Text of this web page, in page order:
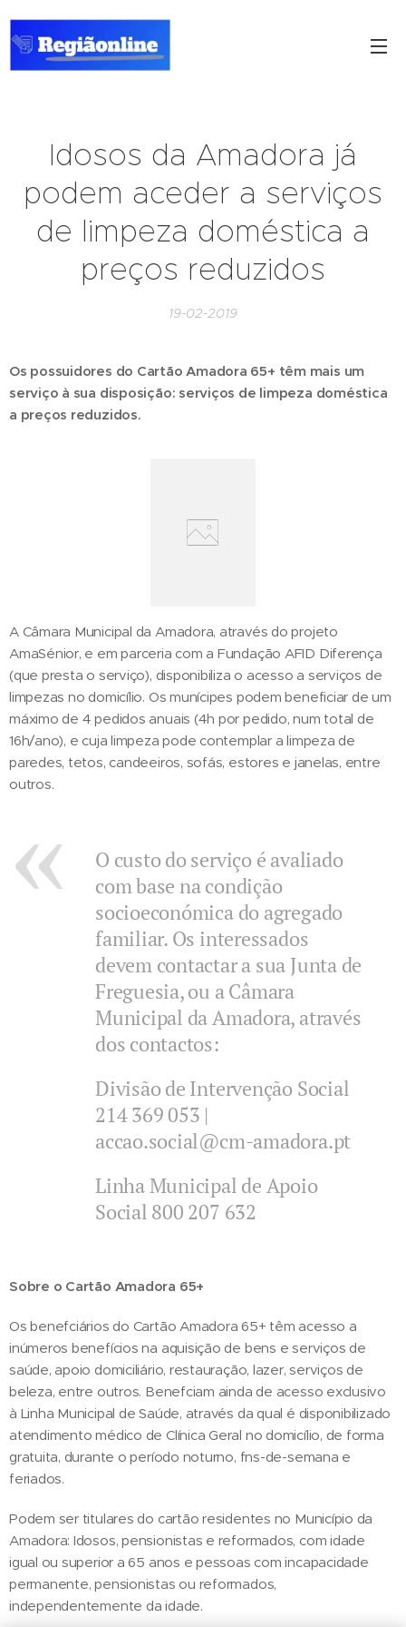
Idosos da Amadora já
podem aceder a serviços
de limpeza doméstica a
preços reduzidos
19-02-2019
Os possuidores do Cartão Amadora 65+ têm mais um
serviço à sua disposição: serviços de limpeza doméstica
a preços reduzidos.
A Câmara Municipal da Amadora, através do projeto
AmaSénior, e em parceria com a Fundação AFID Diferença
(que presta o serviço), disponibiliza o acesso a serviços de
limpezas no domicílio. Os munícipes podem beneficiar de um
máximo de 4 pedidos anuais (4h por pedido, num total de
16h/ano), e cuja limpeza pode contemplar a limpeza de
paredes, tetos, candeeiros, sofás, estores e janelas, entre
outros.
O custo do serviço é avaliado
com base na condição
socioeconómica do agregado
familiar. Os interessados
devem contactar a sua Junta de
Freguesia, ou a Câmara
Municipal da Amadora, através
dos contactos:
Divisão de Intervenção Social
214 369 053 |
accao.social@cm-amadora.pt
Linha Municipal de Apoio
Social 800 207 632
Sobre o Cartão Amadora 65+
Os benefciários do Cartão Amadora 65+ têm acesso a
inúmeros benefícios na aquisição de bens e serviços de
saúde, apoio domiciliário, restauração, lazer, serviços de
beleza, entre outros. Benefciam ainda de acesso exclusivo
à Linha Municipal de Saúde, através da qual é disponibilizado
atendimento médico de Clínica Geral no domicílio, de forma
gratuita, durante o período noturno, fns-de-semana e
feriados.
Podem ser titulares do cartão residentes no Município da
Amadora: Idosos, pensionistas e reformados, com idade
igual ou superior a 65 anos e pessoas com incapacidade
permanente, pensionistas ou reformados,
independentemente da idade.